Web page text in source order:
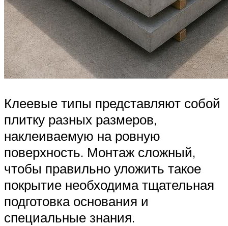
Клеевые типы представляют собой
плитку разных размеров,
наклеиваемую на ровную
поверхность. Монтаж сложный,
чтобы правильно уложить такое
покрытие необходима тщательная
подготовка основания и
специальные знания.